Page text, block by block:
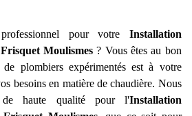
pour votre Installation
Moulismes ? Vous êtes au bon
plombiers expérimentés est à votre
besoins en matière de chaudière. Nous
de haute qualité pour l'Installation